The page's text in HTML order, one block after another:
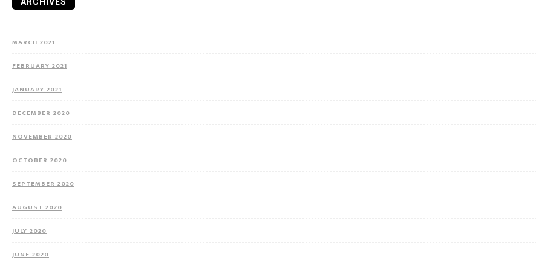
MARCH 2021
FEBRUARY 2021
JANUARY 2021
DECEMBER 2020
NOVEMBER 2020
OCTOBER 2020
SEPTEMBER 2020
AUGUST 2020
JULY 2020
JUNE 2020